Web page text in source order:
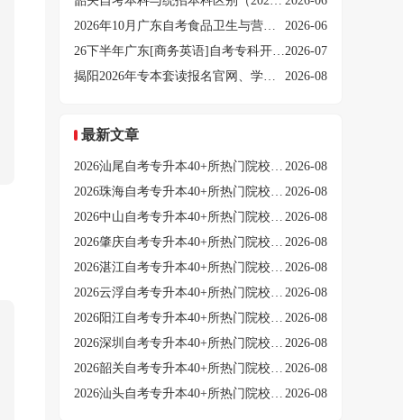
2026年10月广东自考食品卫生与营养学本科开考课程表（考几门）
2026-06
26下半年广东[商务英语]自考专科开考哪些科目？2026-07
揭阳2026年专本套读报名官网、学费及报考条件
2026-08
最新文章
2026汕尾自考专升本40+所热门院校推荐（新榜单） 2026-08
2026珠海自考专升本40+所热门院校推荐（新榜单） 2026-08
2026中山自考专升本40+所热门院校推荐（新榜单） 2026-08
2026肇庆自考专升本40+所热门院校推荐（新榜单） 2026-08
2026湛江自考专升本40+所热门院校推荐（新榜单） 2026-08
2026云浮自考专升本40+所热门院校推荐（新榜单） 2026-08
2026阳江自考专升本40+所热门院校推荐（新榜单） 2026-08
2026深圳自考专升本40+所热门院校推荐（新榜单） 2026-08
2026韶关自考专升本40+所热门院校推荐（新榜单） 2026-08
2026汕头自考专升本40+所热门院校推荐（新榜单） 2026-08